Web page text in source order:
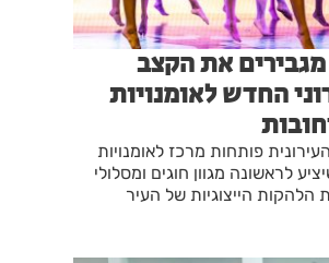
את הקצב
החדש לאומנויות
פותחות מרכז לאומנויות
לראשונה מגוון חוגים ומסלולי
הלהקות הייצוגיות של העיר